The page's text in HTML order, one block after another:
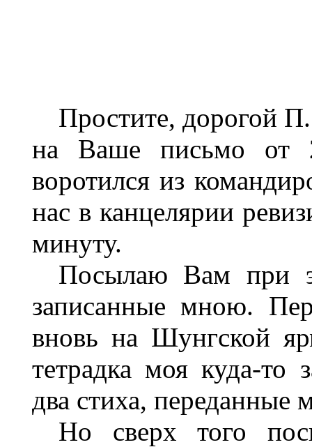
Простите, дорогой
на Ваше письмо от
воротился из
нас в канцелярии
минуту.
Посылаю Вам при
записанные мною.
вновь на Шунгской
тетрадка моя куда-то
два стиха, переданные
Но сверх того